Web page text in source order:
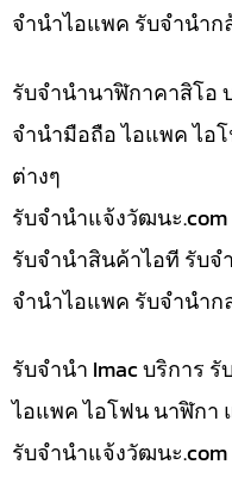
จำนำไอแพค รับจำนำก
รับจำนำนาฬิกาคาสิโอ
จำนำมือถือ ไอแพค ไอ
ต่างๆ
รับจํานําแจ้งวัฒนะ
รับจำนำสินค้าไอที รับ
จำนำไอแพค รับจำนำก
รับจำนำ Imac บริการ
ไอแพค ไอโฟน นาฬิกา
รับจํานําแจ้งวัฒนะ